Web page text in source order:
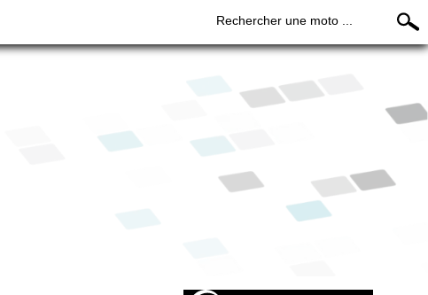
Rechercher une moto ...